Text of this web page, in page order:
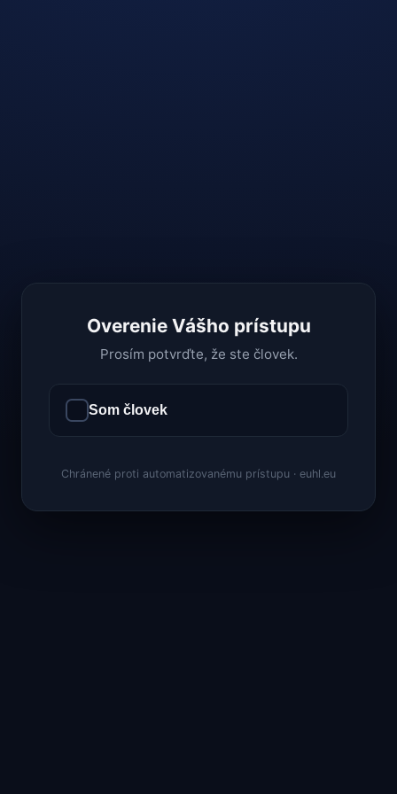
Overenie Vášho prístupu
Prosím potvrďte, že ste človek.
Som človek
Chránené proti automatizovanému prístupu · euhl.eu